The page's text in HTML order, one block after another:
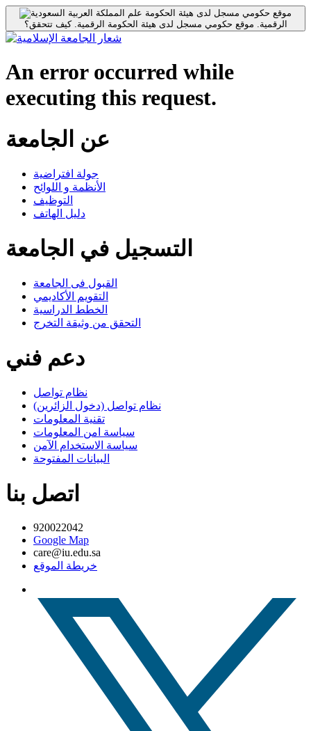
موقع حكومي مسجل لدى هيئة الحكومة
الرقمية. موقع حكومي مسجل لدى هيئة الحكومة الرقمية.كيف تتحقق؟
An error occurred while
executing this request.
عن الجامعة
جولة افتراضية
الأنظمة و اللوائح
التوظيف
دليل الهاتف
التسجيل في الجامعة
القبول فى الجامعة
التقويم الأكاديمي
الخطط الدراسية
التحقق من وثيقة التخرج
دعم فني
نظام تواصل
نظام تواصل (دخول الزائرين)
تقنية المعلومات
سياسة امن المعلومات
سياسة الاستخدام الآمن
البيانات المفتوحة
اتصل بنا
920022042
Google Map
care@iu.edu.sa
خريطة الموقع